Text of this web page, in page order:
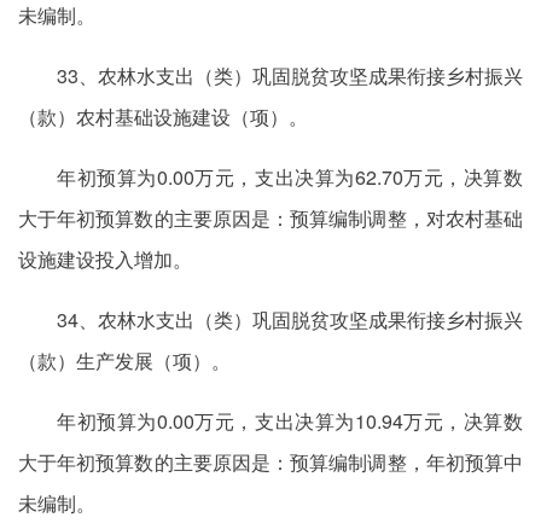
未编制。
33、农林水支出（类）巩固脱贫攻坚成果衔接乡村振兴
（款）农村基础设施建设（项）。
年初预算为0.00万元，支出决算为62.70万元，决算数
大于年初预算数的主要原因是：预算编制调整，对农村基础
设施建设投入增加。
34、农林水支出（类）巩固脱贫攻坚成果衔接乡村振兴
（款）生产发展（项）。
年初预算为0.00万元，支出决算为10.94万元，决算数
大于年初预算数的主要原因是：预算编制调整，年初预算中
未编制。